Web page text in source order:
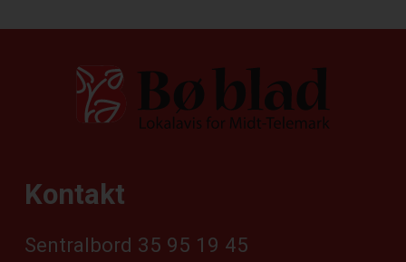
Kontakt
Sentralbord 35 95 19 45